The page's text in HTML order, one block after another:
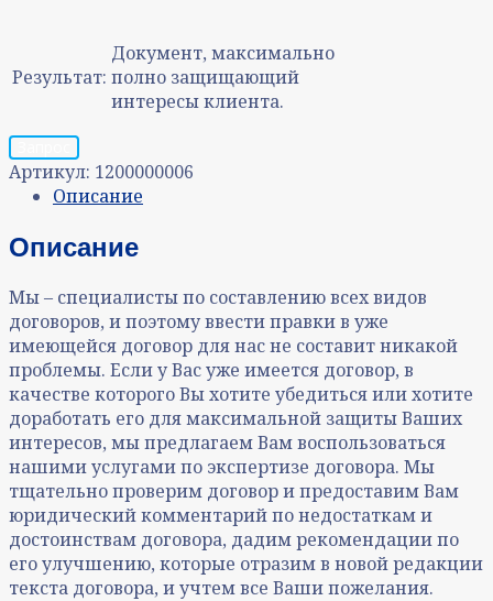
Результат:
Документ, максимально
полно защищающий
интересы клиента.
Артикул: 1200000006
Описание
Описание
Мы – специалисты по составлению всех видов
договоров, и поэтому ввести правки в уже
имеющейся договор для нас не составит никакой
проблемы. Если у Вас уже имеется договор, в
качестве которого Вы хотите убедиться или хотите
доработать его для максимальной защиты Ваших
интересов, мы предлагаем Вам воспользоваться
нашими услугами по экспертизе договора. Мы
тщательно проверим договор и предоставим Вам
юридический комментарий по недостаткам и
достоинствам договора, дадим рекомендации по
его улучшению, которые отразим в новой редакции
текста договора, и учтем все Ваши пожелания.